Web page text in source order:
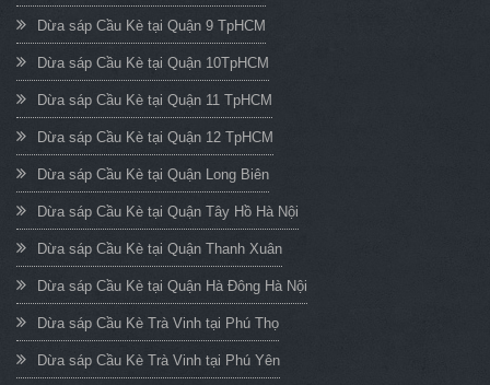
Dừa sáp Cầu Kè tại Quận 9 TpHCM
Dừa sáp Cầu Kè tại Quận 10TpHCM
Dừa sáp Cầu Kè tại Quận 11 TpHCM
Dừa sáp Cầu Kè tại Quận 12 TpHCM
Dừa sáp Cầu Kè tại Quận Long Biên
Dừa sáp Cầu Kè tại Quận Tây Hồ Hà Nội
Dừa sáp Cầu Kè tại Quận Thanh Xuân
Dừa sáp Cầu Kè tại Quận Hà Đông Hà Nội
Dừa sáp Cầu Kè Trà Vinh tại Phú Thọ
Dừa sáp Cầu Kè Trà Vinh tại Phú Yên